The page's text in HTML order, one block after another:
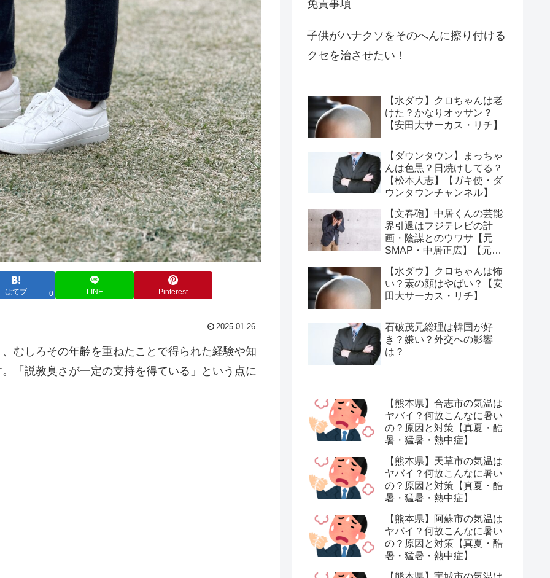
はてブ 0 LINE Pinterest
2025.01.26
むしろその年齢を重ねたことで得られた経験や知
「説教臭さが一定の支持を得ている」という点に
免責事項
子供がハナクソをそのへんに擦り付ける
クセを治させたい！
【水ダウ】クロちゃんは老
けた？かなりオッサン？
【安田大サーカス・リチ】
【ダウンタウン】まっちゃ
んは色黒？日焼けしてる？
【松本人志】【ガキ使・ダ
ウンタウンチャンネル】
【文春砲】中居くんの芸能
界引退はフジテレビの計
画・陰謀とのウワサ【元
SMAP・中居正広】【元ジ
【水ダウ】クロちゃんは怖
い？素の顔はやばい？【安
田大サーカス・リチ】
石破茂元総理は韓国が好
き？嫌い？外交への影響
は？
【熊本県】合志市の気温は
ヤバイ？何故こんなに暑い
の？原因と対策【真夏・酷
暑・猛暑・熱中症】
【熊本県】天草市の気温は
ヤバイ？何故こんなに暑い
の？原因と対策【真夏・酷
暑・猛暑・熱中症】
【熊本県】阿蘇市の気温は
ヤバイ？何故こんなに暑い
の？原因と対策【真夏・酷
暑・猛暑・熱中症】